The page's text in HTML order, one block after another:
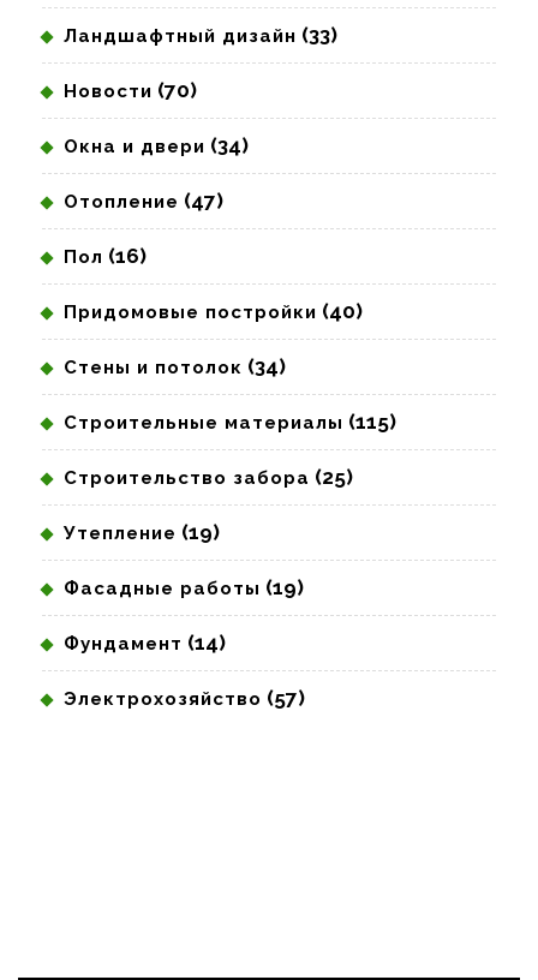
Ландшафтный дизайн (33)
Новости (70)
Окна и двери (34)
Отопление (47)
Пол (16)
Придомовые постройки (40)
Стены и потолок (34)
Строительные материалы (115)
Строительство забора (25)
Утепление (19)
Фасадные работы (19)
Фундамент (14)
Электрохозяйство (57)